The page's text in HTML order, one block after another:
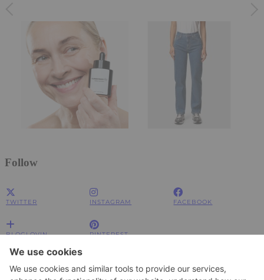
Follow
TWITTER INSTAGRAM FACEBOOK
BLOGLOVIN PINTEREST
Impressum